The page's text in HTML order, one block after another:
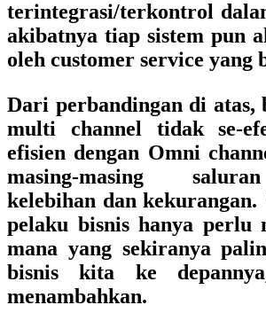
terintegrasi/terkontrol
akibatnya tiap sistem pun
oleh customer service yang
Dari perbandingan di atas,
multi channel tidak se-
efisien dengan Omni
masing-masing
kelebihan dan
pelaku bisnis hanya perlu
mana yang sekiranya
bisnis kita ke
menambahkan.